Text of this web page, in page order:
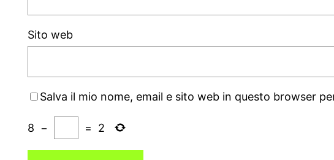
Sito web
Salva il mio nome, email e sito web in questo browser
8 − = 2